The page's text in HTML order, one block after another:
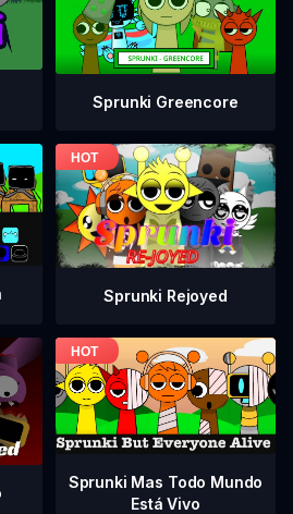
Sprunki Greencore
Sprunki Rejoyed
Sprunki Mas Todo Mundo
Está Vivo